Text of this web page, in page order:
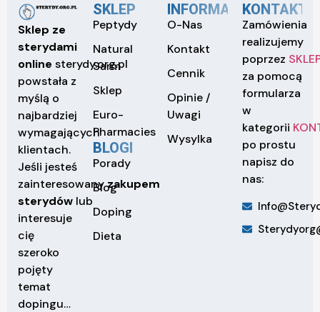
Sklep ze
sterydami
online sterydy.org.pl
powstała z
myślą o
najbardziej
wymagających
klientach.
Jeśli jesteś
zainteresowanyzakupem
sterydów lub
interesuje
cię
szeroko
pojęty
temat
dopingu…
SKLEP
Peptydy
Natural
Sarm
Sklep
Euro-
Pharmacies
BLOGI
Porady
Blog
Doping
Dieta
INFORMACJE
O-Nas
Kontakt
Cennik
Opinie /
Uwagi
Wysylka
KONTAKT
Zamówienia
realizujemy
poprzez
za pomocą
formularza
w
kategorii
po prostu
napisz do
nas: